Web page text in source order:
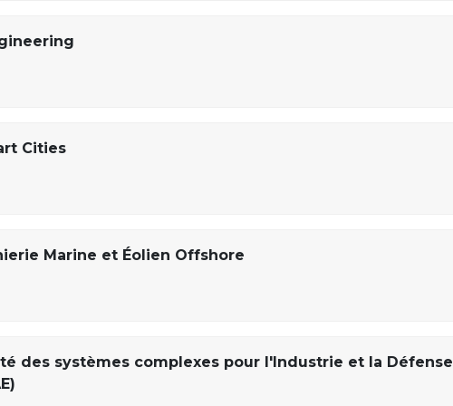
Cities
Marine et Éolien Offshore
des systèmes complexes pour l'Industrie et la Défense